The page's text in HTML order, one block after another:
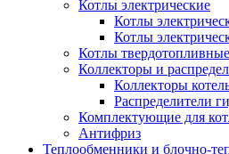
Котлы электрические
Котлы
Котлы
Котлы твердотопливные
Коллекторы и
Коллекторы
Распределители
Комплектующие для
Антифриз
Теплообменники и блочно-